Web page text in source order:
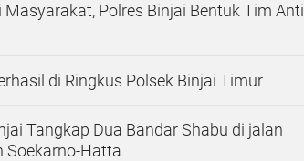
Masyarakat, Polres Binjai Bentuk Tim Anti
di Ringkus Polsek Binjai Timur
Tangkap Dua Bandar Shabu di jalan
Soekarno-Hatta